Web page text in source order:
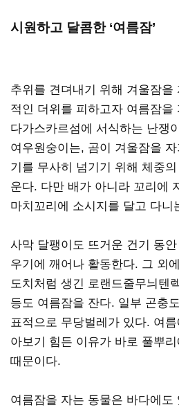
시원하고 달콤한 ‘여름잠’
추위를 견뎌내기 위해 겨울잠을
적인 더위를 피하고자 여름잠
다가스카르섬에 서식하는 난쟁
여우원숭이는, 곰이 겨울잠을
기를 무사히 넘기기 위해 체중
운다. 다만 배가 아니라 꼬리에
마치꼬리에 소시지를 달고 다니
사막 달팽이도 뜨거운 건기 동
우기에 깨어나 활동한다. 그 외
도치처럼 생긴 로랜드줄무늬텐
등도 여름잠을 잔다. 일부 곤충
표적으로 무당벌레가 있다. 여
아보기 힘든 이유가 바로 풀뿌
때문이다.
여름잠을 자는 동물은 바다에도